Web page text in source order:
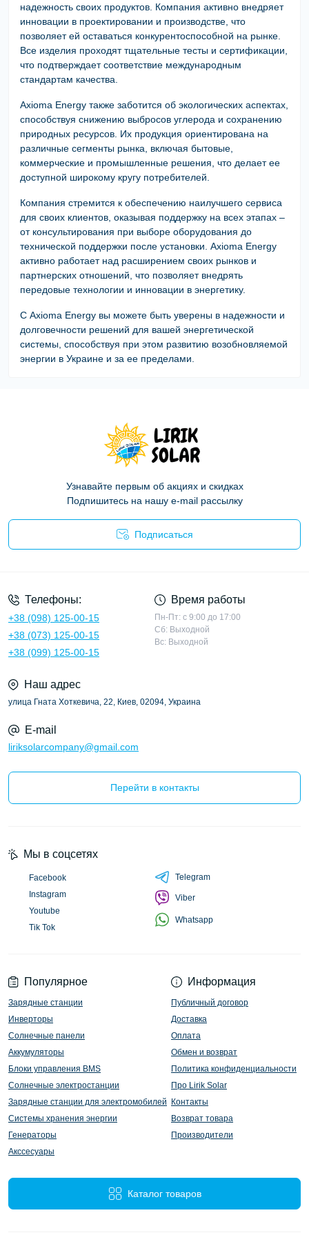
надежность своих продуктов. Компания активно внедряет
инновации в проектировании и производстве, что
позволяет ей оставаться конкурентоспособной на рынке.
Все изделия проходят тщательные тесты и сертификации,
что подтверждает соответствие международным
стандартам качества.
Axioma Energy также заботится об экологических аспектах,
способствуя снижению выбросов углерода и сохранению
природных ресурсов. Их продукция ориентирована на
различные сегменты рынка, включая бытовые,
коммерческие и промышленные решения, что делает ее
доступной широкому кругу потребителей.
Компания стремится к обеспечению наилучшего сервиса
для своих клиентов, оказывая поддержку на всех этапах –
от консультирования при выборе оборудования до
технической поддержки после установки. Axioma Energy
активно работает над расширением своих рынков и
партнерских отношений, что позволяет внедрять
передовые технологии и инновации в энергетику.
С Axioma Energy вы можете быть уверены в надежности и
долговечности решений для вашей энергетической
системы, способствуя при этом развитию возобновляемой
энергии в Украине и за ее пределами.
Узнавайте первым об акциях и скидках
Подпишитесь на нашу e-mail рассылку
Подписаться
Телефоны:
+38 (098) 125-00-15
+38 (073) 125-00-15
+38 (099) 125-00-15
Время работы
Пн-Пт: с 9:00 до 17:00
Сб: Выходной
Вс: Выходной
Наш адрес
улица Гната Хоткевича, 22, Киев, 02094, Украина
E-mail
liriksolarcompany@gmail.com
Перейти в контакты
Популярное
Зарядные станции
Инверторы
Солнечные панели
Аккумуляторы
Блоки управления BMS
Солнечные электростанции
Зарядные станции для электромобилей
Системы хранения энергии
Генераторы
Акссесуары
Информация
Публичный договор
Доставка
Оплата
Обмен и возврат
Политика конфиденциальности
Про Lirik Solar
Контакты
Возврат товара
Производители
Каталог товаров
Мы в соцсетях
Facebook
Instagram
Youtube
Tik Tok
Telegram
Viber
Whatsapp